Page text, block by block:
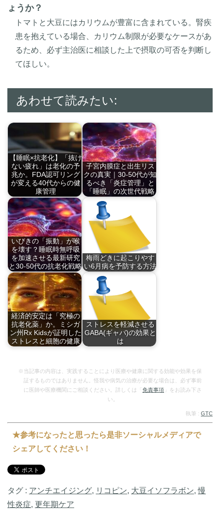
ょうか？
トマトと大豆にはカリウムが豊富に含まれている。腎疾
患を抱えている場合、カリウム制限が必要なケースがあ
るため、必ず主治医に相談した上で摂取の可否を判断し
てほしい。
あわせて読みたい:
【睡眠×抗老化】「抜け
ない疲れ」は老化の予
兆か。FDA認可リング
が変える40代からの健
康管理
30-50代の「蓄積…
子宮内膜症と出生リス
クの真実｜30-50代が知
るべき「炎症管理」と
「睡眠」の次世代戦略
カナダ医学会雑誌
（C…
いびきの「振動」が喉
を壊す？睡眠時無呼吸
を加速させる最新研究
と30-50代の抗老化戦略
いびきは単なる症状
で…
梅雨どきに起こりやす
い6月病を予防する方法
春から新しい環境で
の…
経済的安定は「究極の
抗老化薬」か。ミシガ
ン州Rx Kidsが証明した
ストレスと細胞の健康
ストレスを軽減させる
GABA(ギャバ)の効果と
は
※当記事の内容は、実践することにより医療や健康に関する効能や効果を保
証するものではありません。怪我や病気の治療が必要な場合は、必ず事前
に医師や医療機関にご相談ください。詳しくは「 免責事項 」をお読み下さ
い。
執筆 : GTC
★参考になったと思ったら是非ソーシャルメディアで
シェアしてください！
タグ : アンチエイジング, リコピン, 大豆イソフラボン,慢
性炎症, 更年期ケア